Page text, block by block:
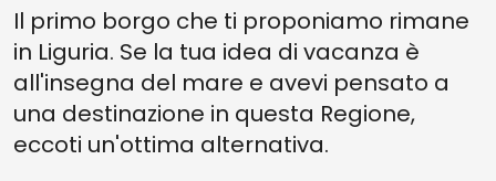
Il primo borgo che ti proponiamo rimane
in Liguria. Se la tua idea di vacanza è
all'insegna del mare e avevi pensato a
una destinazione in questa Regione,
eccoti un'ottima alternativa.